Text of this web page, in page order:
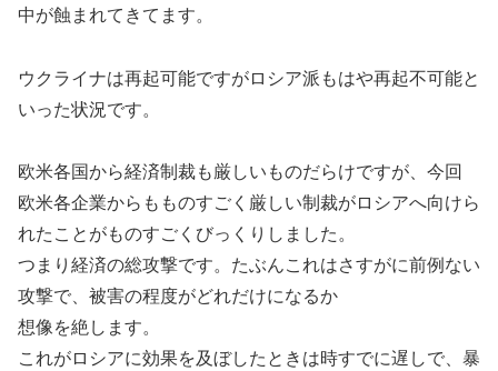
中が蝕まれてきてます。
ウクライナは再起可能ですがロシア派もはや再起不可能と
いった状況です。
欧米各国から経済制裁も厳しいものだらけですが、今回
欧米各企業からもものすごく厳しい制裁がロシアへ向けら
れたことがものすごくびっくりしました。
つまり経済の総攻撃です。たぶんこれはさすがに前例ない
攻撃で、被害の程度がどれだけになるか
想像を絶します。
これがロシアに効果を及ぼしたときは時すでに遅しで、暴